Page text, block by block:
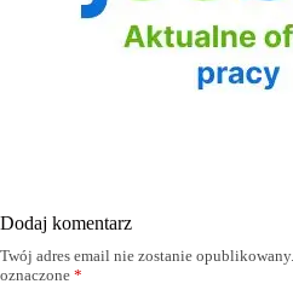
Dodaj komentarz
Twój adres email nie zostanie opublikowany.
oznaczone *